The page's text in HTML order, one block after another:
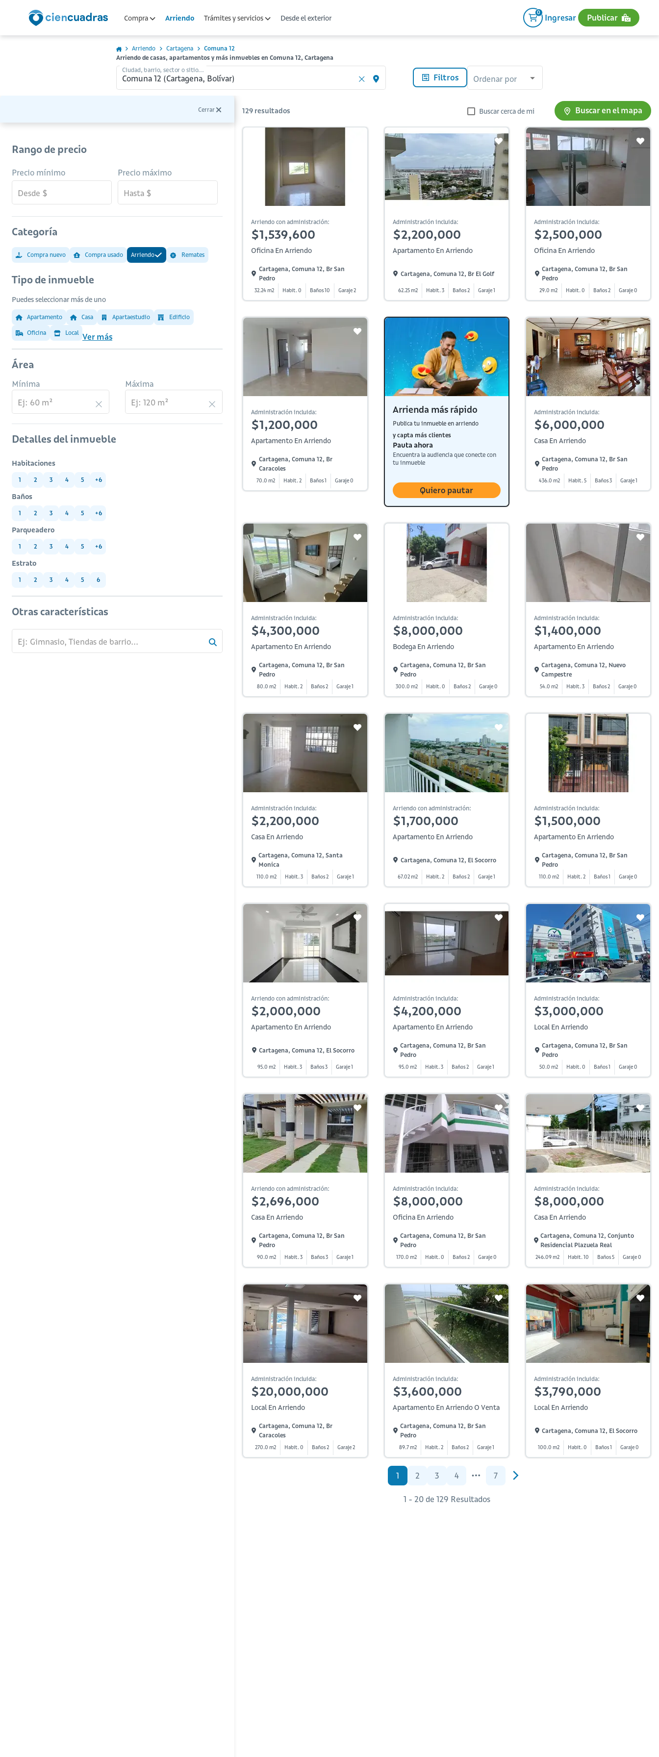
Compra Arriendo Trámites y servicios Desde el exterior
0
Ingresar Publicar
Arriendo Cartagena
Comuna 12
Arriendo de casas, apartamentos y más inmuebles en Comuna 12, Cartagena
Ciudad, barrio, sector o sitio...
Filtros Ordenar por
Cerrar
Rango de precio
Precio mínimo Precio máximo
Categoría
Compra nuevo Compra usado Arriendo Remates
Tipo de inmueble
Puedes seleccionar más de uno
Apartamento Casa Apartaestudio Edificio
Oficina Local Ver más
Área
Mínima Máxima
Detalles del inmueble
Habitaciones
1 2 3 4 5 +6
Baños
1 2 3 4 5 +6
Parqueadero
1 2 3 4 5 +6
Estrato
1 2 3 4 5 6
Otras características
129 resultados Buscar cerca de mi Buscar en el mapa
Arriendo con administración:
$1,539,600
Oficina En Arriendo
Cartagena, Comuna 12, Br San
Pedro
32.24 m2 Habit. 0 Baños 10 Garaje 2
Administración incluida:
$2,200,000
Apartamento En Arriendo
Cartagena, Comuna 12, Br El Golf
62.25 m2 Habit. 3 Baños 2 Garaje 1
Administración incluida:
$2,500,000
Oficina En Arriendo
Cartagena, Comuna 12, Br San
Pedro
29.0 m2 Habit. 0 Baños 2 Garaje 0
Administración incluida:
$1,200,000
Apartamento En Arriendo
Cartagena, Comuna 12, Br
Caracoles
70.0 m2 Habit. 2 Baños 1 Garaje 0
Arrienda más rápido
Publica tu inmueble en arriendo
y capta más clientes
Pauta ahora
Encuentra la audiencia que conecte con
tu inmueble
Quiero pautar
Administración incluida:
$6,000,000
Casa En Arriendo
Cartagena, Comuna 12, Br San
Pedro
436.0 m2 Habit. 5 Baños 3 Garaje 1
Administración incluida:
$4,300,000
Apartamento En Arriendo
Cartagena, Comuna 12, Br San
Pedro
80.0 m2 Habit. 2 Baños 2 Garaje 1
Administración incluida:
$8,000,000
Bodega En Arriendo
Cartagena, Comuna 12, Br San
Pedro
300.0 m2 Habit. 0 Baños 2 Garaje 0
Administración incluida:
$1,400,000
Apartamento En Arriendo
Cartagena, Comuna 12, Nuevo
Campestre
54.0 m2 Habit. 3 Baños 2 Garaje 0
Administración incluida:
$2,200,000
Casa En Arriendo
Cartagena, Comuna 12, Santa
Monica
110.0 m2 Habit. 3 Baños 2 Garaje 1
Arriendo con administración:
$1,700,000
Apartamento En Arriendo
Cartagena, Comuna 12, El Socorro
67.02 m2 Habit. 2 Baños 2 Garaje 1
Administración incluida:
$1,500,000
Apartamento En Arriendo
Cartagena, Comuna 12, Br San
Pedro
110.0 m2 Habit. 2 Baños 1 Garaje 0
Arriendo con administración:
$2,000,000
Apartamento En Arriendo
Cartagena, Comuna 12, El Socorro
95.0 m2 Habit. 3 Baños 3 Garaje 1
Administración incluida:
$4,200,000
Apartamento En Arriendo
Cartagena, Comuna 12, Br San
Pedro
95.0 m2 Habit. 3 Baños 2 Garaje 1
Administración incluida:
$3,000,000
Local En Arriendo
Cartagena, Comuna 12, Br San
Pedro
50.0 m2 Habit. 0 Baños 1 Garaje 0
Arriendo con administración:
$2,696,000
Casa En Arriendo
Cartagena, Comuna 12, Br San
Pedro
90.0 m2 Habit. 3 Baños 3 Garaje 1
Administración incluida:
$8,000,000
Oficina En Arriendo
Cartagena, Comuna 12, Br San
Pedro
170.0 m2 Habit. 0 Baños 2 Garaje 0
Administración incluida:
$8,000,000
Casa En Arriendo
Cartagena, Comuna 12, Conjunto
Residencial Plazuela Real
246.09 m2 Habit. 10 Baños 5 Garaje 0
Administración incluida:
$20,000,000
Local En Arriendo
Cartagena, Comuna 12, Br
Caracoles
270.0 m2 Habit. 0 Baños 2 Garaje 2
Administración incluida:
$3,600,000
Apartamento En Arriendo O Venta
Cartagena, Comuna 12, Br San
Pedro
89.7 m2 Habit. 2 Baños 2 Garaje 1
Administración incluida:
$3,790,000
Local En Arriendo
Cartagena, Comuna 12, El Socorro
100.0 m2 Habit. 0 Baños 1 Garaje 0
1 2 3 4 7
1 - 20 de 129 Resultados